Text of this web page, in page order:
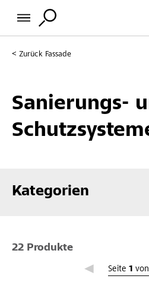
Zurück Fassade
Sanierungs-
Kategorien
22 Produkte
Seite 1 von
Seite 1